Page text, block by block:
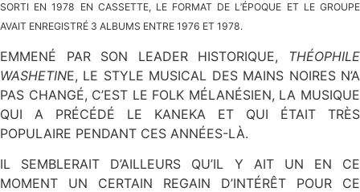
SORTI EN 1978 EN CASSETTE, LE FORMAT DE L’ÉPOQUE ET LE GROUPE
AVAIT ENREGISTRÉ 3 ALBUMS ENTRE 1976 ET 1978.
EMMENÉ PAR SON LEADER HISTORIQUE, THÉOPHILE
WASHETINE, LE STYLE MUSICAL DES MAINS NOIRES N’A
PAS CHANGÉ, C’EST LE FOLK MÉLANÉSIEN, LA MUSIQUE
QUI A PRÉCÉDÉ LE KANEKA ET QUI ÉTAIT TRÈS
POPULAIRE PENDANT CES ANNÉES-LÀ.
IL SEMBLERAIT D’AILLEURS QU’IL Y AIT UN EN CE
MOMENT UN CERTAIN REGAIN D’INTÉRÊT POUR CE